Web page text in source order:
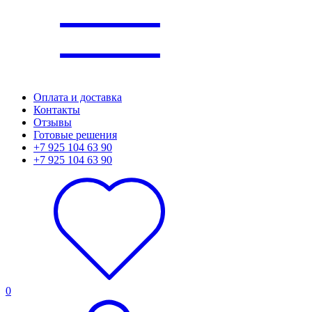
Оплата и доставка
Контакты
Отзывы
Готовые решения
+7 925 104 63 90
+7 925 104 63 90
0